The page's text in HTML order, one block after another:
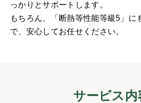
っかりとサポートします。
もちろん、「断熱等性能等級5」に
で、安心してお任せください。
サービス内